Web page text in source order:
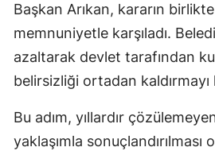
Başkan Arıkan, kararın birlikte
memnuniyetle karşıladı.
azaltarak devlet tarafından
belirsizliği ortadan
Bu adım, yıllardır
yaklaşımla sonuçlandırılması